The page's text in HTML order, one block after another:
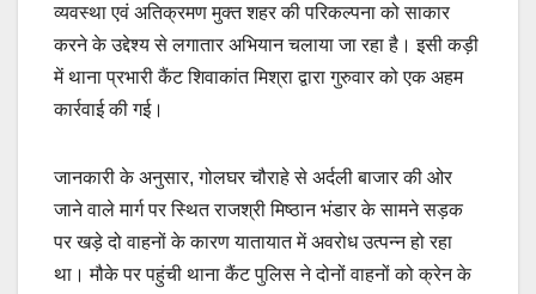
व्यवस्था एवं अतिक्रमण मुक्त शहर की परिकल्पना को साकार
करने के उद्देश्य से लगातार अभियान चलाया जा रहा है। इसी कड़ी
में थाना प्रभारी कैंट शिवाकांत मिश्रा द्वारा गुरुवार को एक अहम
कार्रवाई की गई।
जानकारी के अनुसार, गोलघर चौराहे से अर्दली बाजार की ओर
जाने वाले मार्ग पर स्थित राजश्री मिष्ठान भंडार के सामने सड़क
पर खड़े दो वाहनों के कारण यातायात में अवरोध उत्पन्न हो रहा
था। मौके पर पहुंची थाना कैंट पुलिस ने दोनों वाहनों को क्रेन के